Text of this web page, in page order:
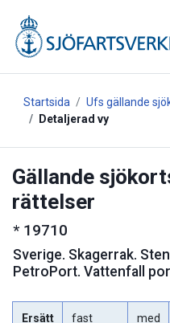
Startsida
Ufs gällande
Detaljerad vy
Gällande
rättelser
* 19710
Sverige. Skagerrak.
PetroPort. Vattenfall
Ersätt
fast
med